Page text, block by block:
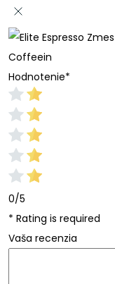
Coffeein
Hodnotenie*
0/5
* Rating is required
Vaša recenzia